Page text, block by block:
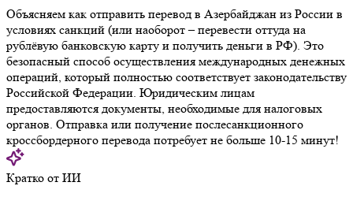
Объясняем как отправить перевод в Азербайджан из России в
условиях санкций (или наоборот – перевести оттуда на
рублёвую банковскую карту и получить деньги в РФ). Это
безопасный способ осуществления международных денежных
операций, который полностью соответствует законодательству
Российской Федерации. Юридическим лицам
предоставляются документы, необходимые для налоговых
органов. Отправка или получение послесанкционного
кроссбордерного перевода потребует не больше 10-15 минут!
Кратко от ИИ